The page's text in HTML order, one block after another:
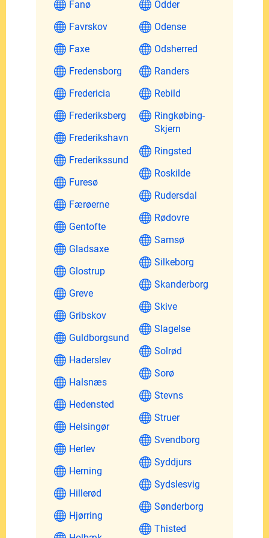
Fanø
Favrskov
Faxe
Fredensborg
Fredericia
Frederiksberg
Frederikshavn
Frederikssund
Furesø
Færøerne
Gentofte
Gladsaxe
Glostrup
Greve
Gribskov
Guldborgsund
Haderslev
Halsnæs
Hedensted
Helsingør
Herlev
Herning
Hillerød
Hjørring
Odder
Odense
Odsherred
Randers
Rebild
Ringkøbing-
Skjern
Ringsted
Roskilde
Rudersdal
Rødovre
Samsø
Silkeborg
Skanderborg
Skive
Slagelse
Solrød
Sorø
Stevns
Struer
Svendborg
Syddjurs
Sydslesvig
Sønderborg
Thisted